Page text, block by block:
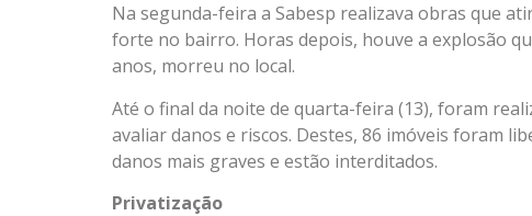
Na segunda-feira a Sabesp realizava obras que
forte no bairro. Horas depois, houve a explosão
anos, morreu no local.
Até o final da noite de quarta-feira (13), foram
avaliar danos e riscos. Destes, 86 imóveis foram
danos mais graves e estão interditados.
Privatização